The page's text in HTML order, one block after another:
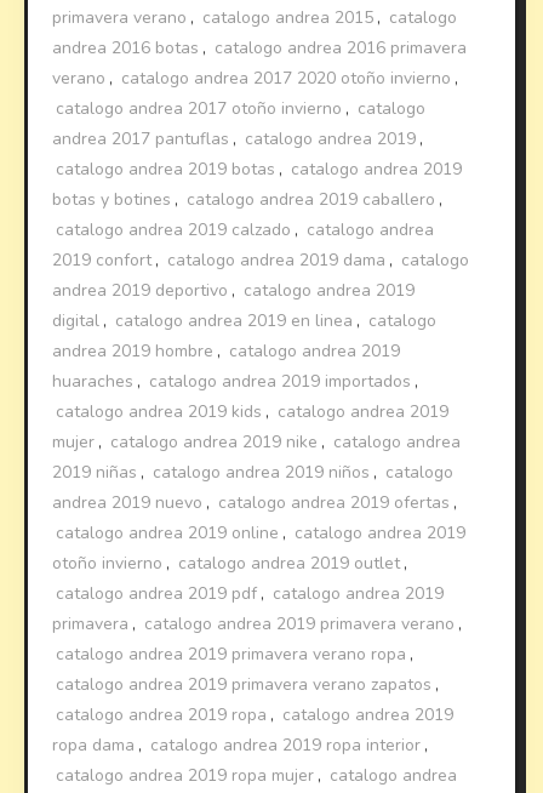
primavera verano , catalogo andrea 2015 , catalogo
andrea 2016 botas , catalogo andrea 2016 primavera
verano , catalogo andrea 2017 2020 otoño invierno ,
catalogo andrea 2017 otoño invierno , catalogo
andrea 2017 pantuflas , catalogo andrea 2019 ,
catalogo andrea 2019 botas , catalogo andrea 2019
botas y botines , catalogo andrea 2019 caballero ,
catalogo andrea 2019 calzado , catalogo andrea
2019 confort, catalogo andrea 2019 dama , catalogo
andrea 2019 deportivo , catalogo andrea 2019
digital , catalogo andrea 2019 en linea , catalogo
andrea 2019 hombre , catalogo andrea 2019
huaraches , catalogo andrea 2019 importados ,
catalogo andrea 2019 kids , catalogo andrea 2019
mujer , catalogo andrea 2019 nike , catalogo andrea
2019 niñas , catalogo andrea 2019 niños , catalogo
andrea 2019 nuevo , catalogo andrea 2019 ofertas ,
catalogo andrea 2019 online , catalogo andrea 2019
otoño invierno , catalogo andrea 2019 outlet,
catalogo andrea 2019 pdf , catalogo andrea 2019
primavera , catalogo andrea 2019 primavera verano ,
catalogo andrea 2019 primavera verano ropa ,
catalogo andrea 2019 primavera verano zapatos ,
catalogo andrea 2019 ropa , catalogo andrea 2019
ropa dama , catalogo andrea 2019 ropa interior ,
catalogo andrea 2019 ropa mujer , catalogo andrea